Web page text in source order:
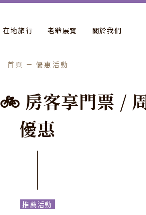
在地旅行 老爺展覽 關於我們
首頁 優惠活動
🚲 房客享門票 /
優惠
推薦活動